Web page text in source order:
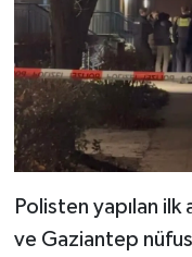
Polisten yapılan ilk
ve Gaziantep